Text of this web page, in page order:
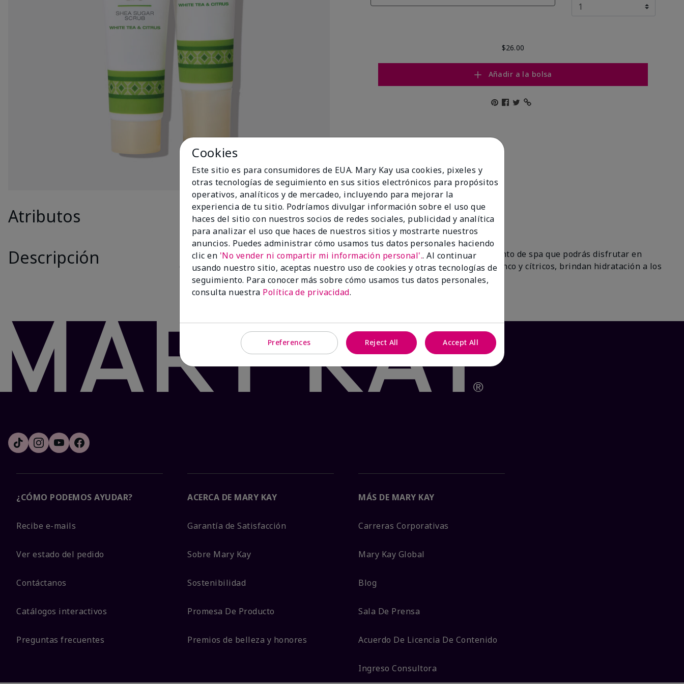
$26.00
Añadir a la bolsa
Atributos Product Flags
Is New Product: false
Descripción El juegoWhite Tea & Citrus Satin Lips ®lleva tus labios al paraíso con un tratamiento de spa que podrás disfrutar en
cualquier momento. Formulado con manteca de karité y el fresco sabor de té blanco y cítricos, brindan hidratación a los
labios resecos y agrietados en dos pasos sencillos. ¡Tu oasis te espera!
¿CÓMO PODEMOS AYUDAR?
Recibe e-mails
Ver estado del pedido
Contáctanos
Catálogos interactivos
Preguntas frecuentes
ACERCA DE MARY KAY
Garantía de Satisfacción
Sobre Mary Kay
Sostenibilidad
Promesa De Producto
Premios de belleza y honores
MÁS DE MARY KAY
Carreras Corporativas
Mary Kay Global
Blog
Sala De Prensa
Acuerdo De Licencia De Contenido
Ingreso Consultora
Cookies
Este sitio es para consumidores de EUA. Mary Kay usa cookies, pixeles y
otras tecnologías de seguimiento en sus sitios electrónicos para propósitos
operativos, analíticos y de mercadeo, incluyendo para mejorar la
experiencia de tu sitio. Podríamos divulgar información sobre el uso que
haces del sitio con nuestros socios de redes sociales, publicidad y analítica
para analizar el uso que haces de nuestros sitios y mostrarte nuestros
anuncios. Puedes administrar cómo usamos tus datos personales haciendo
clic en 'No vender ni compartir mi información personal'.. Al continuar
usando nuestro sitio, aceptas nuestro uso de cookies y otras tecnologías de
seguimiento. Para conocer más sobre cómo usamos tus datos personales,
consulta nuestra Política de privacidad.
Preferences Reject All Accept All